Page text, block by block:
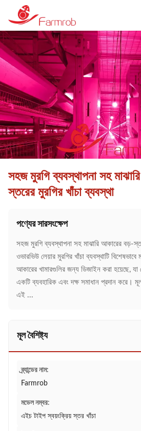
সহজ মুরগি ব্যবস্থাপনা সহ
স্তরের মুরগির খাঁচা ব্যবস্থা
পণ্যের সারসংক্ষেপ
সহজ মুরগি ব্যবস্থাপনা সহ মাঝারি আকারের বড়-
ওভারভিউ লেয়ার মুরগির খাঁচা ব্যবস্থাটি
আকারের খামারগুলির জন্য ডিজাইন করা হয়েছে, যা
একটি ব্যবহারিক এবং দক্ষ সমাধান প্রদান করে।
এই ...
মূল বৈশিষ্ট্য
ব্র্যান্ডের নাম:
Farmrob
মডেল নম্বর:
এইচ টাইপ স্বয়ংক্রিয় স্তর খাঁচা